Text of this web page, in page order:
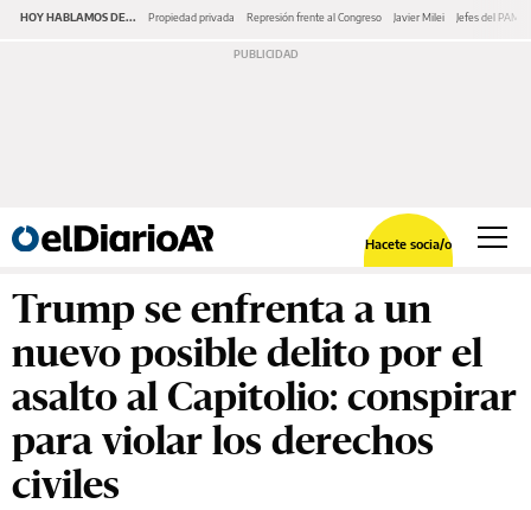
HOY HABLAMOS DE... Propiedad privada Represión frente al Congreso Javier Milei Jefes del PAMI
Hacete socia/o
Trump se enfrenta a un
nuevo posible delito por el
asalto al Capitolio: conspirar
para violar los derechos
civiles